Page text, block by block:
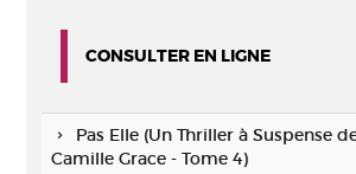
CONSULTER EN LIGNE
Pas Elle (Un Thriller à Suspense
Camille Grace - Tome 4)